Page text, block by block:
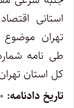
استانی
کل استان
تاریخ دادنامه: